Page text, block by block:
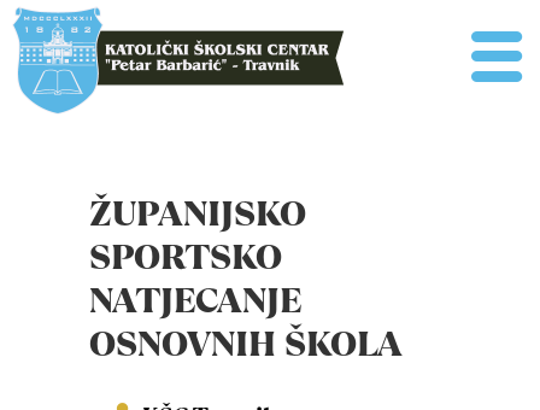
ŽUPANIJSKO
SPORTSKO
NATJECANJE
OSNOVNIH ŠKOLA